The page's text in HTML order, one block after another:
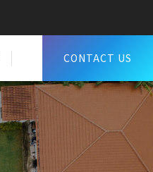
CONTACT US